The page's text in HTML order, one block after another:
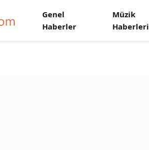
Genel
Haberler
Müzik
Haberleri